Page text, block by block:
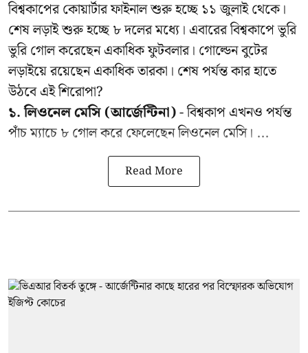
বিশ্বকাপের কোয়ার্টার ফাইনাল শুরু হচ্ছে ১১ জুলাই থেকে।
শেষ লড়াই শুরু হচ্ছে ৮ দলের মধ্যে। এবারের বিশ্বকাপে ভুরি
ভুরি গোল করেছেন একাধিক ফুটবলার। গোল্ডেন বুটের
লড়াইয়ে রয়েছেন একাধিক তারকা। শেষ পর্যন্ত কার হাতে
উঠবে এই শিরোপা?
১. লিওনেল মেসি (আর্জেন্টিনা)- বিশ্বকাপ এখনও পর্যন্ত
পাঁচ ম্যাচে ৮ গোল করে ফেলেছেন লিওনেল মেসি। ...
Read More